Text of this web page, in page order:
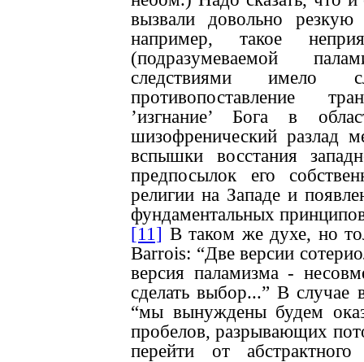
вызвали довольно
например, такое
(подразумеваемой
следствиями имело
противопоставление
’изгнание’ Бога в
шизофренический разлад
вспышки восстания
предпосылок его
религии на Западе и
фундаментальных
[11] В таком же духе, но
Barrois: “Две версии
версия паламизма -
сделать выбор...” В случае
“мы вынуждены будем
пробелов, разрывающих
перейти от